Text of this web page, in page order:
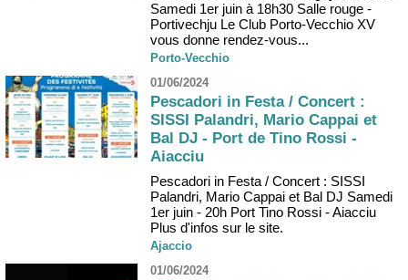
Samedi 1er juin à 18h30 Salle rouge -
Portivechju Le Club Porto-Vecchio XV
vous donne rendez-vous...
Porto-Vecchio
01/06/2024
Pescadori in Festa / Concert :
SISSI Palandri, Mario Cappai et
Bal DJ - Port de Tino Rossi -
Aiacciu
Pescadori in Festa / Concert : SISSI
Palandri, Mario Cappai et Bal DJ Samedi
1er juin - 20h Port Tino Rossi - Aiacciu
Plus d'infos sur le site.
Ajaccio
01/06/2024